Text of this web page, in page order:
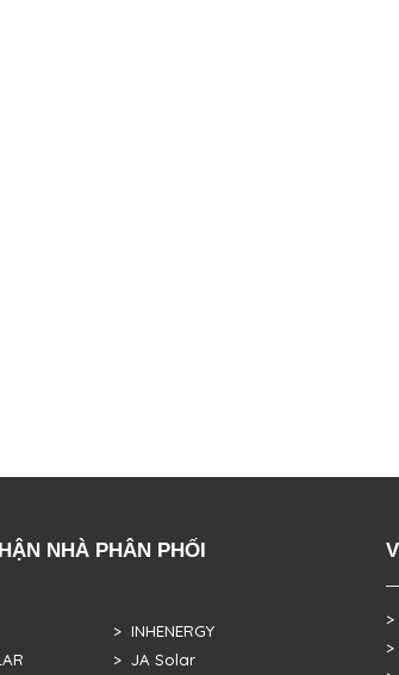
NHÀ PHÂN PHỐI
> INHENERGY
> JA Solar
>